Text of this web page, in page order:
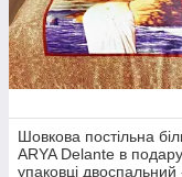
Шовкова постільна
ARYA Delante в
упаковці двоспальний